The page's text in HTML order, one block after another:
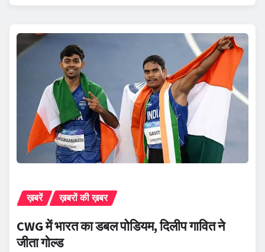
ख़बरें ख़बरों की ख़बर
CWG में भारत का डबल पोडियम, दिलीप गावित ने
जीता गोल्ड